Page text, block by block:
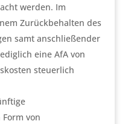
werden. Im
Zurückbehalten des
samt anschließender
eine AfA von
steuerlich
Form von